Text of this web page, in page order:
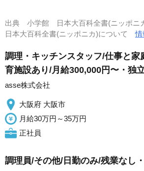
出典 小学館 日本大百科全書(ニッポニ
日本大百科全書(ニッポニカ)について情
調理・キッチンスタッフ/仕事と家
育施設あり/月給300,000円〜・独
asse株式会社
大阪府 大阪市
月給30万円～35万円
正社員
調理員/その他/日勤のみ/残業なし